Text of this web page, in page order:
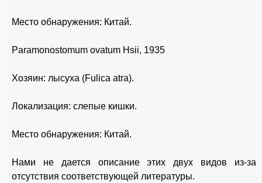
Место обнаружения: Китай.
Paramonostomum ovatum Hsii, 1935
Хозяин: лысуха (Fulica atra).
Локализация: слепые кишки.
Место обнаружения: Китай.
Нами не дается описание этих двух видов из-за
отсутствия соответствующей литературы.